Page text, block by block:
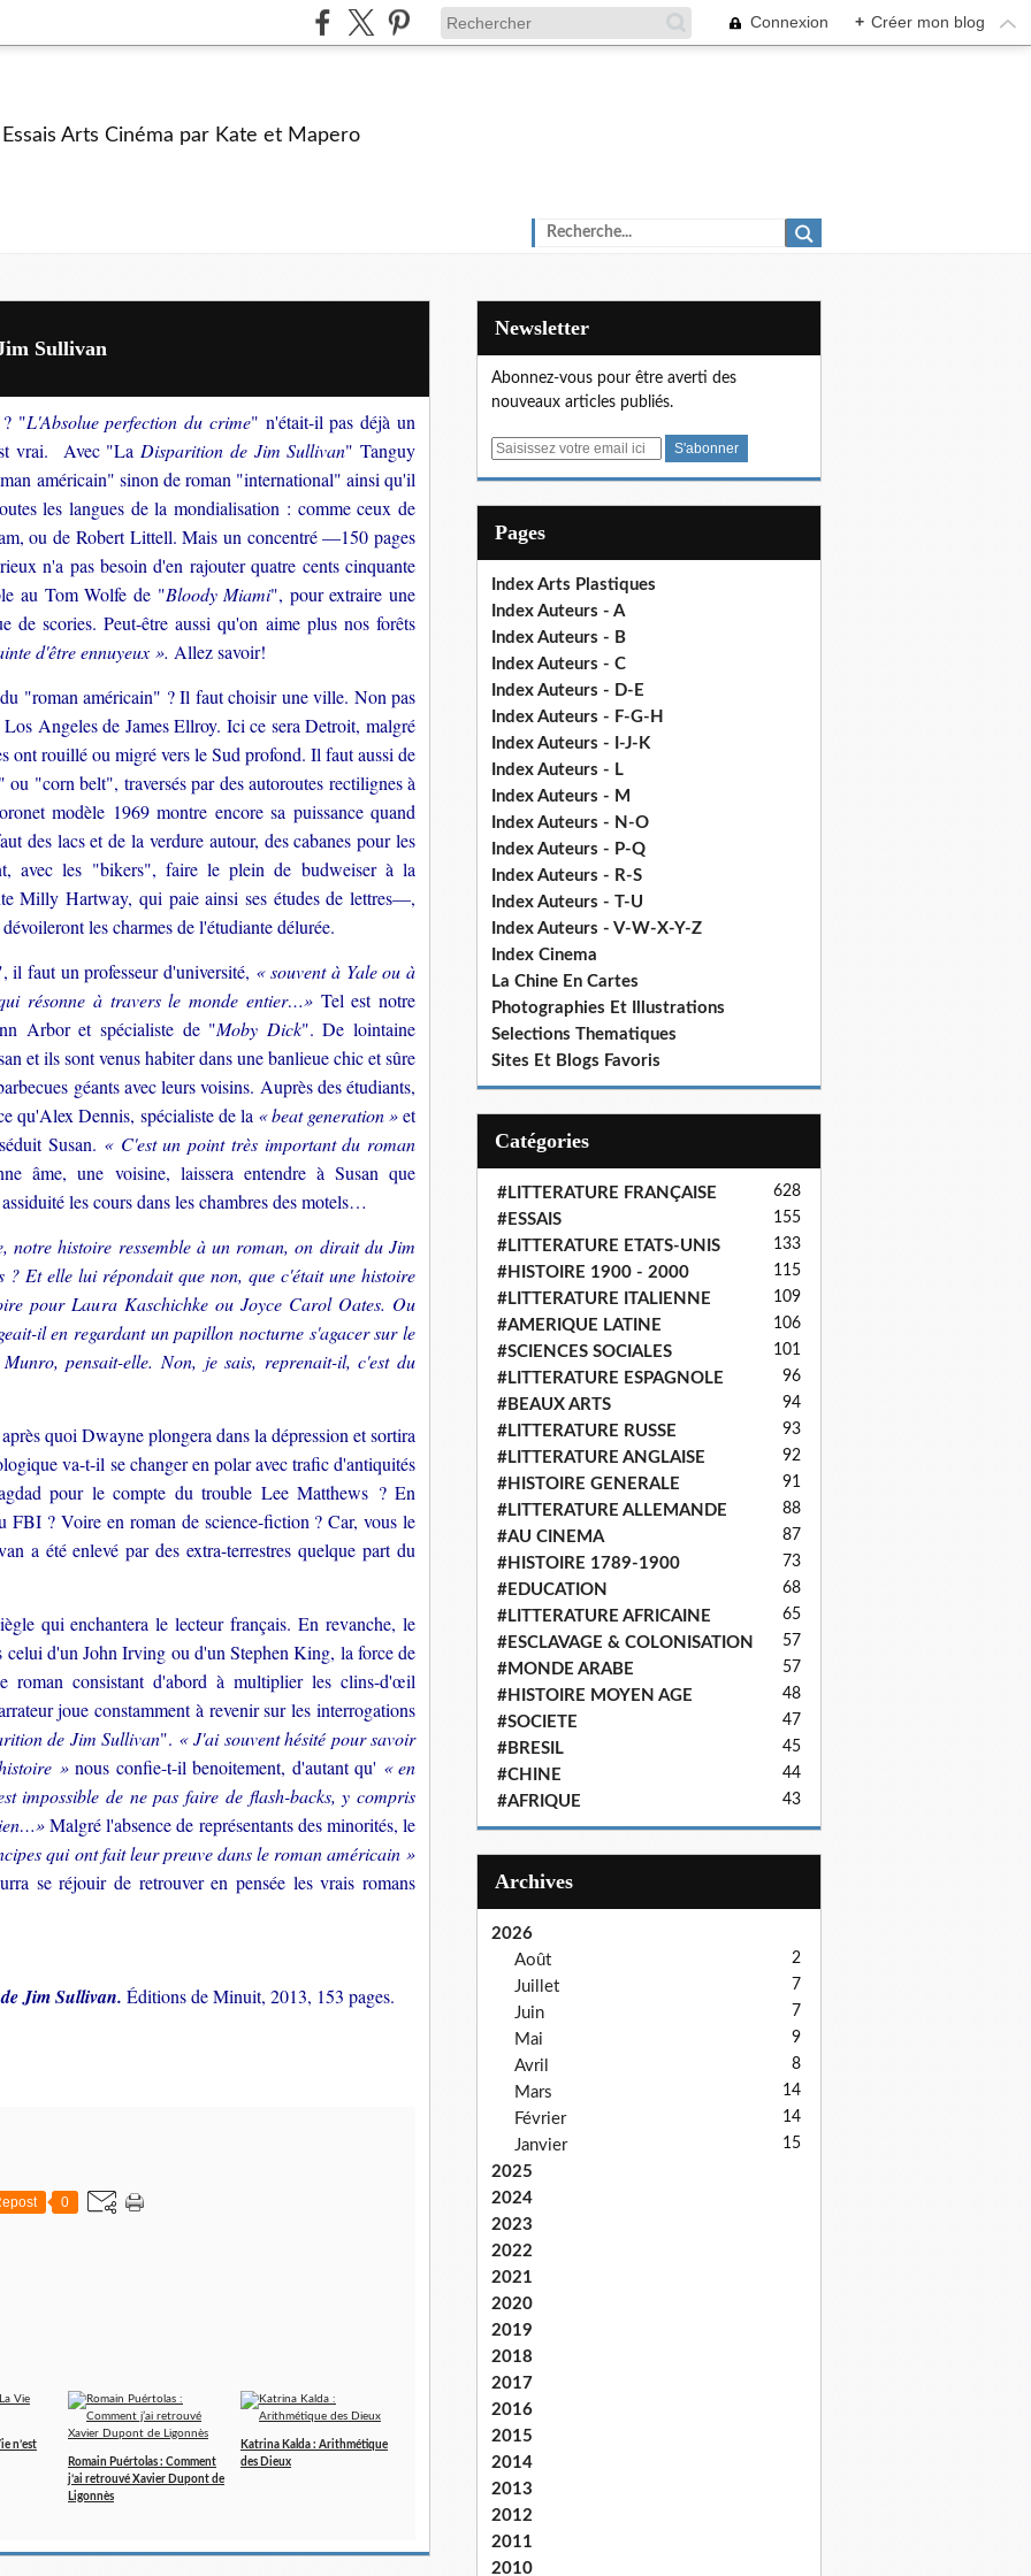
Connexion + Créer mon blog
Arts Cinéma par Kate et Mapero
Sullivan
? "L'Absolue perfection du crime" n'était-il pas déjà un
vrai. Avec "La Disparition de Jim Sullivan" Tanguy
américain" sinon de roman "international" ainsi qu'il
les langues de la mondialisation : comme ceux de
ou de Robert Littell. Mais un concentré —150 pages
n'a pas besoin d'en rajouter quatre cents cinquante
au Tom Wolfe de "Bloody Miami", pour extraire une
de scories. Peut-être aussi qu'on aime plus nos forêts
d'être ennuyeux ». Allez savoir!
"roman américain" ? Il faut choisir une ville. Non pas
Angeles de James Ellroy. Ici ce sera Detroit, malgré
ont rouillé ou migré vers le Sud profond. Il faut aussi de
ou "corn belt", traversés par des autoroutes rectilignes à
modèle 1969 montre encore sa puissance quand
des lacs et de la verdure autour, des cabanes pour les
avec les "bikers", faire le plein de budweiser à la
Milly Hartway, qui paie ainsi ses études de lettres—,
les charmes de l'étudiante délurée.
faut un professeur d'université, « souvent à Yale ou à
résonne à travers le monde entier…»Tel est notre
Arbor et spécialiste de "Moby Dick". De lointaine
et ils sont venus habiter dans une banlieue chic et sûre
géants avec leurs voisins. Auprès des étudiants,
qu'Alex Dennis, spécialiste de la « beat generation »et
Susan. « C'est un point très important du roman
âme, une voisine, laissera entendre à Susan que
les cours dans les chambres des motels…
notre histoire ressemble à un roman, on dirait du Jim
? Et elle lui répondait que non, que c'était une histoire
pour Laura Kaschichke ou Joyce Carol Oates. Ou
il en regardant un papillon nocturne s'agacer sur le
pensait-elle. Non, je sais, reprenait-il, c'est du
quoi Dwayne plongera dans la dépression et sortira
va-t-il se changer en polar avec trafic d'antiquités
pour le compte du trouble Lee Matthews ? En
FBI ? Voire en roman de science-fiction ? Car, vous le
a été enlevé par des extra-terrestres quelque part du
qui enchantera le lecteur français. En revanche, le
celui d'un John Irving ou d'un Stephen King, la force de
roman consistant d'abord à multiplier les clins-d'œil
joue constamment à revenir sur les interrogations
de Jim Sullivan". « J'ai souvent hésité pour savoir
»nous confie-t-il benoitement, d'autant qu' « en
impossible de ne pas faire de flash-backs, y compris
Malgré l'absence de représentants des minorités, le
qui ont fait leur preuve dans le roman américain »
se réjouir de retrouver en pensée les vrais romans
Jim Sullivan. Éditions de Minuit, 2013, 153 pages.
0
n’est
Romain Puértolas : Comment
j’ai retrouvé Xavier Dupont de
Ligonnès
Katrina Kalda : Arithmétique
des Dieux
Newsletter
Abonnez-vous pour être averti des
nouveaux articles publiés.
E
Pages
Index Arts Plastiques
Index Auteurs - A
Index Auteurs - B
Index Auteurs - C
Index Auteurs - D-E
Index Auteurs - F-G-H
Index Auteurs - I-J-K
Index Auteurs - L
Index Auteurs - M
Index Auteurs - N-O
Index Auteurs - P-Q
Index Auteurs - R-S
Index Auteurs - T-U
Index Auteurs - V-W-X-Y-Z
Index Cinema
La Chine En Cartes
Photographies Et Illustrations
Selections Thematiques
Sites Et Blogs Favoris
Catégories
#LITTERATURE FRANÇAISE 628
#ESSAIS 155
#LITTERATURE ETATS-UNIS 133
#HISTOIRE 1900 - 2000 115
#LITTERATURE ITALIENNE 109
#AMERIQUE LATINE 106
#SCIENCES SOCIALES 101
#LITTERATURE ESPAGNOLE 96
#BEAUX ARTS 94
#LITTERATURE RUSSE 93
#LITTERATURE ANGLAISE 92
#HISTOIRE GENERALE 91
#LITTERATURE ALLEMANDE 88
#AU CINEMA 87
#HISTOIRE 1789-1900 73
#EDUCATION 68
#LITTERATURE AFRICAINE 65
#ESCLAVAGE & COLONISATION 57
#MONDE ARABE 57
#HISTOIRE MOYEN AGE 48
#SOCIETE 47
#BRESIL 45
#CHINE 44
#AFRIQUE 43
Archives
2026
Août
2
Juillet 7
Juin 7
Mai 9
Avril 8
Mars 14
Février 14
Janvier 15
2025
2024
2023
2022
2021
2020
2019
2018
2017
2016
2015
2014
2013
2012
2011
2010